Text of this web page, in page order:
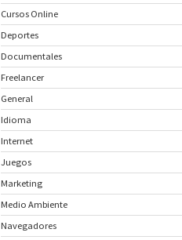
Cursos Online
Deportes
Documentales
Freelancer
General
Idioma
Internet
Juegos
Marketing
Medio Ambiente
Navegadores